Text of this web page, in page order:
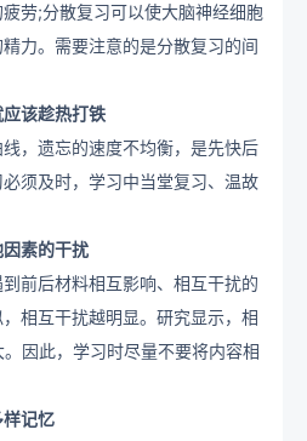
劳;分散复习可以使大脑神经细胞
力。需要注意的是分散复习的间
该趁热打铁
遗忘的速度不均衡，是先快后
须及时，学习中当堂复习、温故
素的干扰
后材料相互影响、相互干扰的
相互干扰越明显。研究显示，相
因此，学习时尽量不要将内容相
记忆